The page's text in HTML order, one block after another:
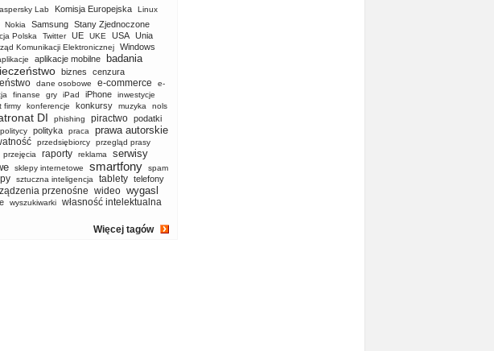
Lab Komisja Europejska Linux
Nokia Samsung Stany Zjednoczone
Polska Twitter UE UKE USA
Unia
Komunikacji Elektronicznej Windows
aplikacje mobilne badania
biznes cenzura
dane osobowe e-commerce
e-
finanse gry iPad iPhone inwestycje
firmy konferencje konkursy muzyka nols
DI phishing piractwo podatki
politycy polityka praca prawa autorskie
przedsiębiorcy
przegląd prasy
przejęcia raporty reklama
serwisy
sklepy internetowe smartfony
spam
sztuczna inteligencja tablety telefony
przenośne wideo wygasl
wyszukiwarki własność intelektualna
Więcej tagów